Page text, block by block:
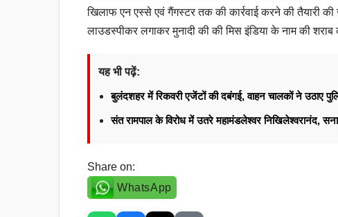
खिलाफ एन एस्से एवं गैंगस्टर तक की कार्रवाई करने की तैयारी
लाउडस्पीकर लगाकर मुनादी की की मिस इंडिया के नाम की
यह भी पढ़ें:
बुलंदशहर में रिकवरी एजेंटों की दबंगई, वाहन चालकों ने उठाए
संत रामपाल के विरोध में उतरे महामंडलेश्वर निखिलेश्वरानंद,
Share on:
WhatsApp